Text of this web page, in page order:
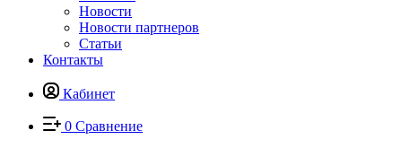
Новости
Новости партнеров
Статьи
Контакты
Кабинет
0 Сравнение